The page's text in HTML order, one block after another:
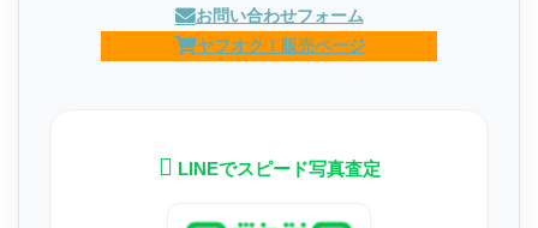
お問い合わせフォーム
ヤフオク！販売ページ
LINEでスピード写真査定